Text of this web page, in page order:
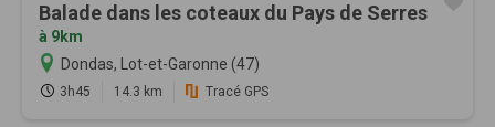
Balade dans les coteaux du Pays de Serres
à 9km
Dondas, Lot-et-Garonne (47)
3h45 14.3 km Tracé GPS